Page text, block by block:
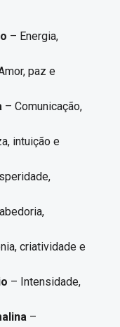
– Energia,
paz e
– Comunicação,
intuição e
criatividade e
– Intensidade,
–